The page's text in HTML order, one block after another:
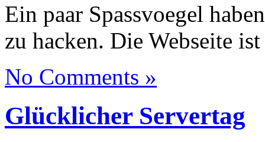
Ein paar Spassvoegel
zu hacken. Die Webseite
No Comments »
Glücklicher Servertag